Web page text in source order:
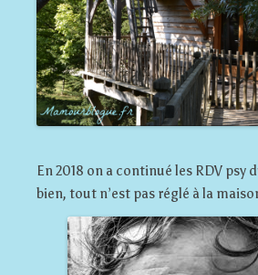
En 2018 on a continué les RDV psy
bien, tout n’est pas réglé à la